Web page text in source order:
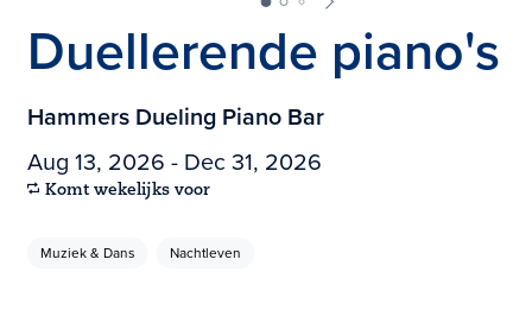
Duellerende piano's
Hammers Dueling Piano Bar
Aug 13, 2026 - Dec 31, 2026
Komt wekelijks voor
Muziek & Dans Nachtleven